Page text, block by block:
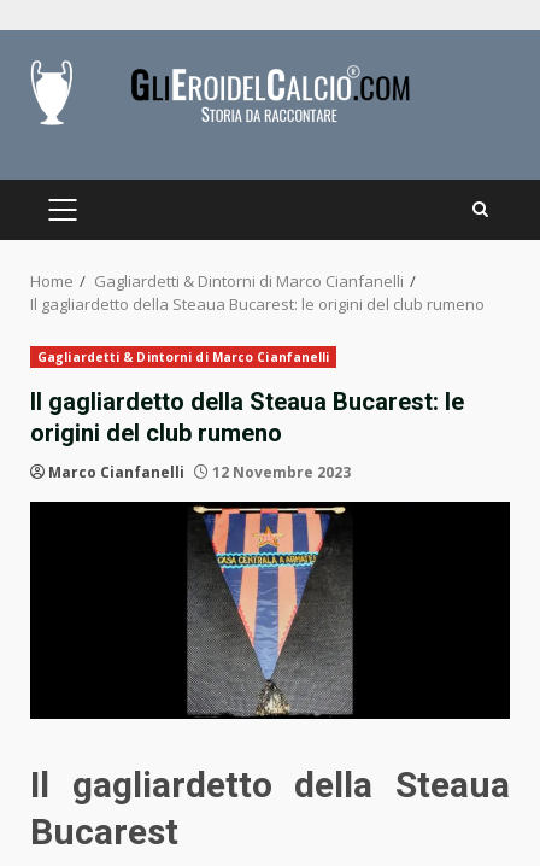
content
PRIMARY
Home
Gagliardetti & Dintorni di Marco Cianfanelli
Il gagliardetto della Steaua Bucarest: le origini del club rumeno
Gagliardetti & Dintorni di Marco Cianfanelli
Il gagliardetto della Steaua Bucarest: le
origini del club rumeno
Marco Cianfanelli 12 Novembre 2023
Il gagliardetto della Steaua
Bucarest